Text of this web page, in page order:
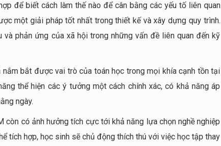
để biết cách làm thế nào để cân bằng các yếu tố liên quan
một giải pháp tốt nhất trong thiết kế và xây dựng quy trình.
phản ứng của xã hội trong những vấn đề liên quan đến kỹ
bắt được vai trò của toán học trong mọi khía cạnh tồn tại
thể hiện các ý tưởng một cách chính xác, có khả năng áp
ngày.
còn có ảnh hưởng tích cực tới khả năng lựa chọn nghề nghiệp
tích hợp, học sinh sẽ chủ động thích thú với việc học tập thay